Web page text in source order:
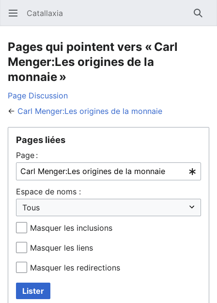
Ouvrir le menu principal Catallaxia
Pages qui pointent vers « Carl
Menger:Les origines de la
monnaie »
Page Discussion
← Carl Menger:Les origines de la monnaie
Pages liées
Page :
Espace de noms :
Masquer les inclusions
Masquer les liens
Masquer les redirections
Lister